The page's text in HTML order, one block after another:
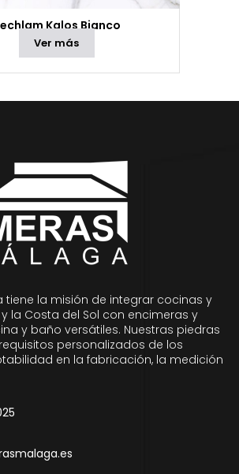
Kalos Bianco
Ver más
tiene la misión de integrar cocinas y
la Costa del Sol con encimeras y
y baño versátiles. Nuestras piedras
personalizados de los
en la fabricación, la medición